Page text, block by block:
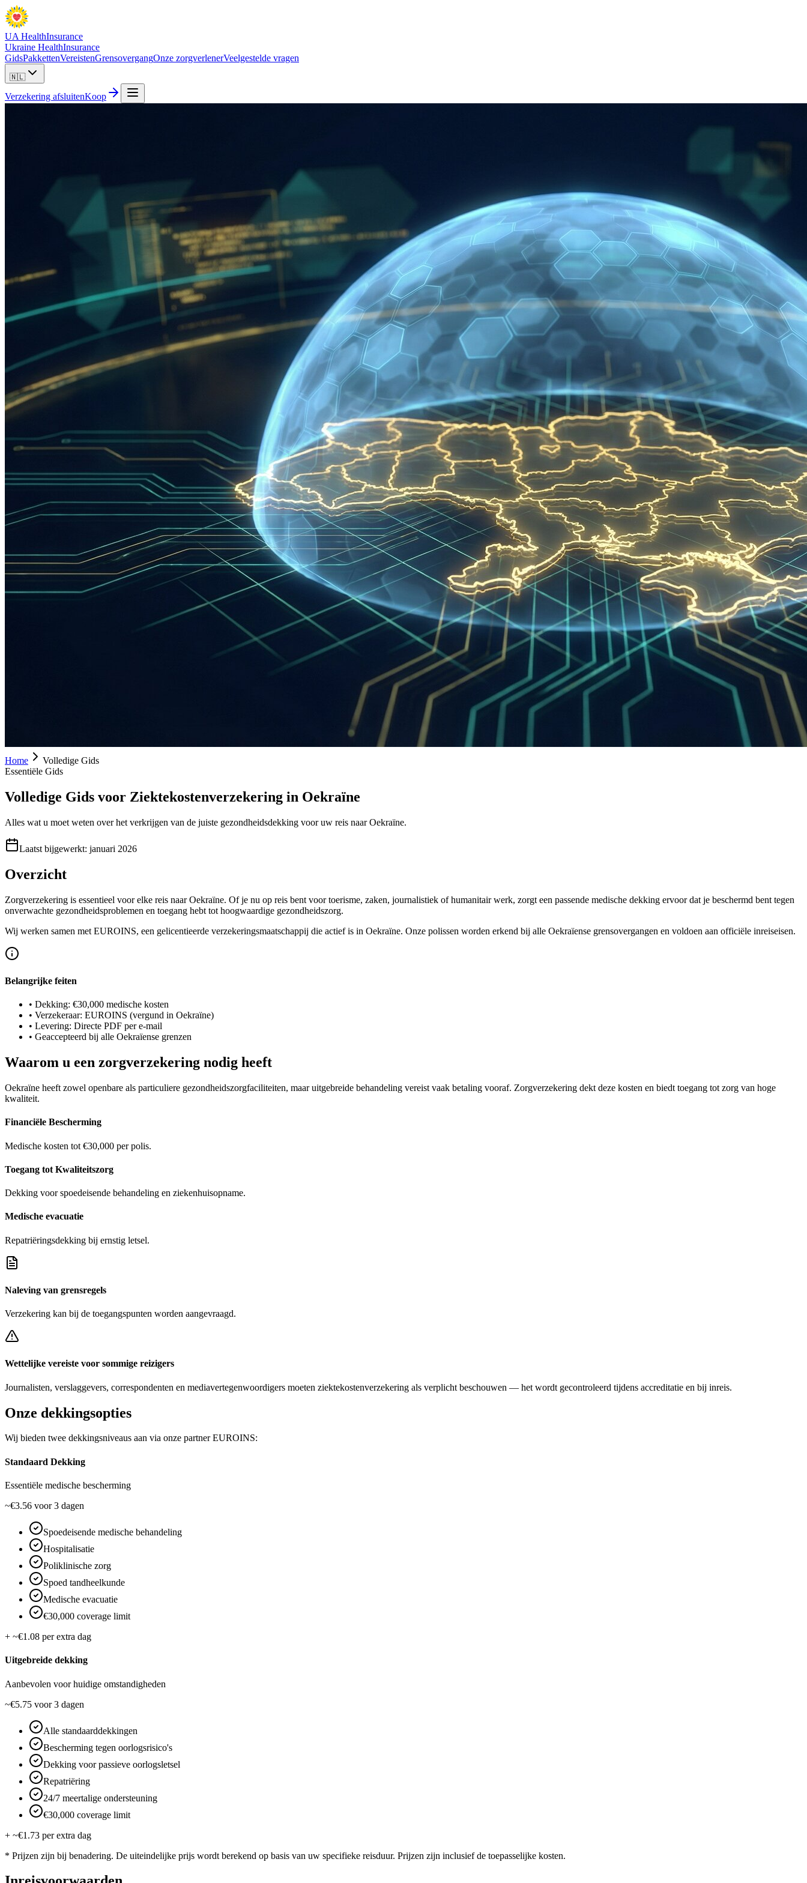
UA HealthInsurance
Ukraine HealthInsurance
GidsPakkettenVereistenGrensovergangOnze zorgverlenerVeelgestelde vragen
🇳🇱
Verzekering afsluitenKoop
Home
Volledige Gids
Essentiële Gids
Volledige Gids voor Ziektekostenverzekering in Oekraïne
Alles wat u moet weten over het verkrijgen van de juiste gezondheidsdekking voor uw reis naar Oekraïne.
Laatst bijgewerkt: januari 2026
Overzicht
Zorgverzekering is essentieel voor elke reis naar Oekraïne. Of je nu op reis bent voor toerisme, zaken, journalistiek of humanitair werk, zorgt een passende medische dekking ervoor dat je beschermd bent tegen
onverwachte gezondheidsproblemen en toegang hebt tot hoogwaardige gezondheidszorg.
Wij werken samen met EUROINS, een gelicentieerde verzekeringsmaatschappij die actief is in Oekraïne. Onze polissen worden erkend bij alle Oekraïense grensovergangen en voldoen aan officiële inreiseisen.
Belangrijke feiten
• Dekking: €30,000 medische kosten
• Verzekeraar: EUROINS (vergund in Oekraïne)
• Levering: Directe PDF per e-mail
• Geaccepteerd bij alle Oekraïense grenzen
Waarom u een zorgverzekering nodig heeft
Oekraïne heeft zowel openbare als particuliere gezondheidszorgfaciliteiten, maar uitgebreide behandeling vereist vaak betaling vooraf. Zorgverzekering dekt deze kosten en biedt toegang tot zorg van hoge
kwaliteit.
Financiële Bescherming
Medische kosten tot €30,000 per polis.
Toegang tot Kwaliteitszorg
Dekking voor spoedeisende behandeling en ziekenhuisopname.
Medische evacuatie
Repatriëringsdekking bij ernstig letsel.
Naleving van grensregels
Verzekering kan bij de toegangspunten worden aangevraagd.
Wettelijke vereiste voor sommige reizigers
Journalisten, verslaggevers, correspondenten en mediavertegenwoordigers moeten ziektekostenverzekering als verplicht beschouwen — het wordt gecontroleerd tijdens accreditatie en bij inreis.
Onze dekkingsopties
Wij bieden twee dekkingsniveaus aan via onze partner EUROINS:
Standaard Dekking
Essentiële medische bescherming
~€3.56 voor 3 dagen
Spoedeisende medische behandeling
Hospitalisatie
Poliklinische zorg
Spoed tandheelkunde
Medische evacuatie
€30,000 coverage limit
+ ~€1.08 per extra dag
Uitgebreide dekking
Aanbevolen voor huidige omstandigheden
~€5.75 voor 3 dagen
Alle standaarddekkingen
Bescherming tegen oorlogsrisico's
Dekking voor passieve oorlogsletsel
Repatriëring
24/7 meertalige ondersteuning
€30,000 coverage limit
+ ~€1.73 per extra dag
* Prijzen zijn bij benadering. De uiteindelijke prijs wordt berekend op basis van uw specifieke reisduur. Prijzen zijn inclusief de toepasselijke kosten.